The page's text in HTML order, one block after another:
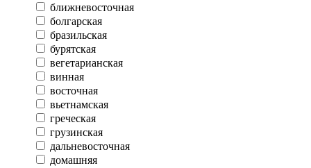
ближневосточная
болгарская
бразильская
бурятская
вегетарианская
винная
восточная
вьетнамская
греческая
грузинская
дальневосточная
домашняя